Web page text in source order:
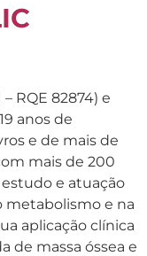
RQE 82874) e
anos de
e de mais de
mais de 200
e atuação
metabolismo e na
aplicação clínica
de massa óssea e